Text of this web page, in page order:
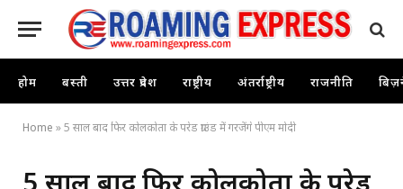
होम बस्ती उत्तर प्रदेश राष्ट्रीय अंतर्राष्ट्रीय राजनीति
Home »5 साल बाद फिर कोलकोता के परेड ग्राउंड में गरजेंगे पीएम मोदी
5 साल बाद फिर कोलकोता के परेड